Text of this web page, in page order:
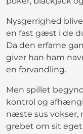
Nysgerrighed
en fast gæst i de
Da den erfarne
giver han ham
en forvandling.
Men spillet
kontrol og
næste sus vokser,
grebet om sit eget